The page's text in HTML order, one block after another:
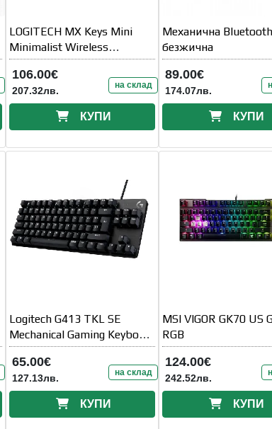
LOGITECH MX Keys Mini
Minimalist Wireless
Illuminated Keyboard - PALE
GREY - US INT' L - 2
106.00€
207.32лв. на склад
КУПИ
Механична
безжична
89.00€
174.07лв.
КУПИ
Logitech G413 TKL SE
Mechanical Gaming Keyboard
- BLACK - US INT' L - INTNL
65.00€
127.13лв. на склад
КУПИ
MSI VIGOR GK70 US
RGB
124.00€
242.52лв.
КУПИ